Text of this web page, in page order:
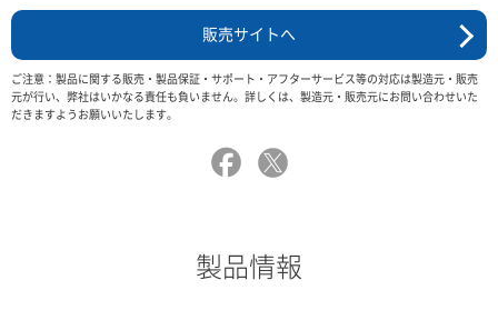
販売サイトへ
ご注意：製品に関する販売・製品保証・サポート・アフターサービス等の対応は製造元・販売
元が行い、弊社はいかなる責任も負いません。詳しくは、製造元・販売元にお問い合わせいた
だきますようお願いいたします。
製品情報